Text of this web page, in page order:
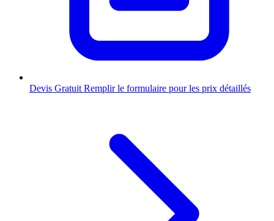
Devis Gratuit Remplir le formulaire pour les prix détaillés